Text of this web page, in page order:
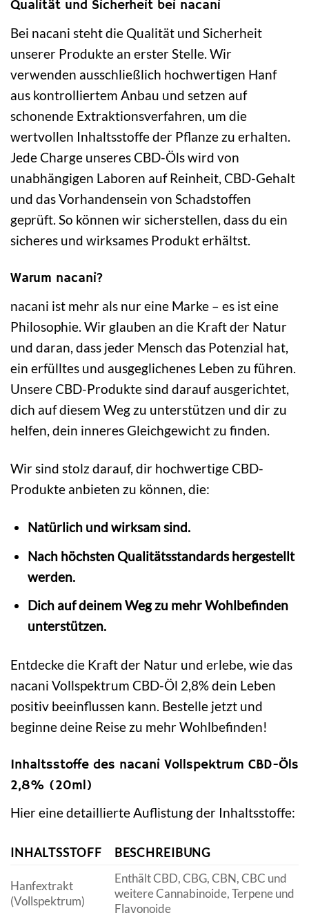
Qualität und Sicherheit bei nacani
Bei nacani steht die Qualität und Sicherheit
unserer Produkte an erster Stelle. Wir
verwenden ausschließlich hochwertigen Hanf
aus kontrolliertem Anbau und setzen auf
schonende Extraktionsverfahren, um die
wertvollen Inhaltsstoffe der Pflanze zu erhalten.
Jede Charge unseres CBD-Öls wird von
unabhängigen Laboren auf Reinheit, CBD-Gehalt
und das Vorhandensein von Schadstoffen
geprüft. So können wir sicherstellen, dass du ein
sicheres und wirksames Produkt erhältst.
Warum nacani?
nacani ist mehr als nur eine Marke – es ist eine
Philosophie. Wir glauben an die Kraft der Natur
und daran, dass jeder Mensch das Potenzial hat,
ein erfülltes und ausgeglichenes Leben zu führen.
Unsere CBD-Produkte sind darauf ausgerichtet,
dich auf diesem Weg zu unterstützen und dir zu
helfen, dein inneres Gleichgewicht zu finden.
Wir sind stolz darauf, dir hochwertige CBD-
Produkte anbieten zu können, die:
Natürlich und wirksam sind.
Nach höchsten Qualitätsstandards hergestellt
werden.
Dich auf deinem Weg zu mehr Wohlbefinden
unterstützen.
Entdecke die Kraft der Natur und erlebe, wie das
nacani Vollspektrum CBD-Öl 2,8% dein Leben
positiv beeinflussen kann. Bestelle jetzt und
beginne deine Reise zu mehr Wohlbefinden!
Inhaltsstoffe des nacani Vollspektrum CBD-Öls
2,8% (20ml)
Hier eine detaillierte Auflistung der Inhaltsstoffe:
INHALTSSTOFF BESCHREIBUNG
Hanfextrakt
(Vollspektrum)
Enthält CBD, CBG, CBN, CBC und
weitere Cannabinoide, Terpene und
Flavonoide